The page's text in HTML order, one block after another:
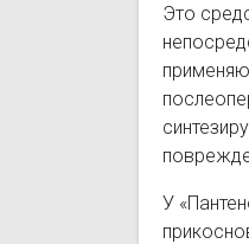
Это
У